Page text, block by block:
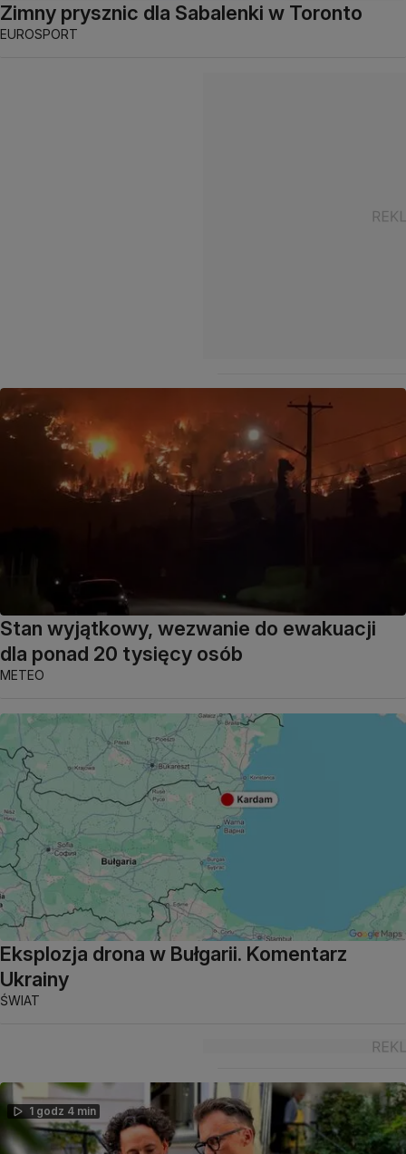
Zimny prysznic dla Sabalenki w Toronto
EUROSPORT
Stan wyjątkowy, wezwanie do ewakuacji
dla ponad 20 tysięcy osób
METEO
Eksplozja drona w Bułgarii. Komentarz
Ukrainy
ŚWIAT
1 godz 4 min